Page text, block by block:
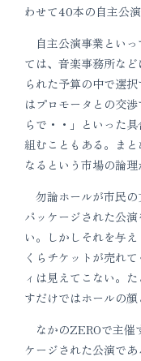
わせて40本の自主公
自主公演事業といっ
ては、音楽事務所な
られた予算の中で選
はプロモータとの交
らで・・」といった
組むこともある。ま
なるという市場の論理
勿論ホールが市民の
パッケージされた公
い。しかしそれを与
くらチケットが売れ
ィは見えてこない。
すだけではホールの顔
なかのZEROで主催
ケージされた公演で